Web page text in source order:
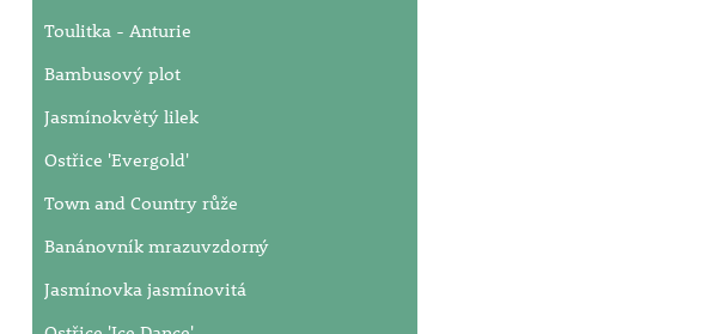
Toulitka - Anturie
Bambusový plot
Jasmínokvětý lilek
Ostřice 'Evergold'
Town and Country růže
Banánovník mrazuvzdorný
Jasmínovka jasmínovitá